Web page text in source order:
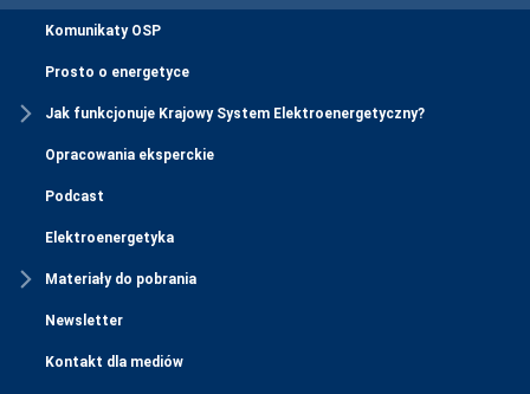
Komunikaty OSP
Prosto o energetyce
Jak funkcjonuje Krajowy System Elektroenergetyczny?
Opracowania eksperckie
Podcast
Elektroenergetyka
Materiały do pobrania
Newsletter
Kontakt dla mediów